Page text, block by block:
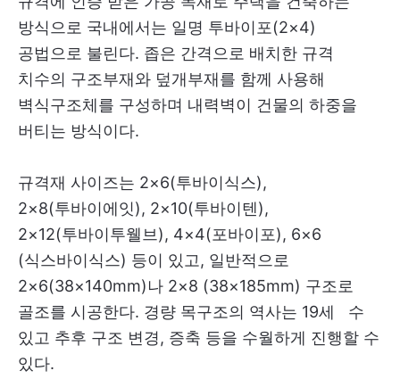
방식으로 국내에서는 일명 투바이포(2×4)
공법으로 불린다. 좁은 간격으로 배치한 규격
치수의 구조부재와 덮개부재를 함께 사용해
벽식구조체를 구성하며 내력벽이 건물의 하중을
버티는 방식이다.
규격재 사이즈는 2×6(투바이식스),
2×8(투바이에잇), 2×10(투바이텐),
2×12(투바이투웰브), 4×4(포바이포), 6×6
(식스바이식스) 등이 있고, 일반적으로
2×6(38×140mm)나 2×8 (38×185mm) 구조로
골조를 시공한다. 경량 목구조의 역사는 19세 수
있고 추후 구조 변경, 증축 등을 수월하게 진행할 수
있다.